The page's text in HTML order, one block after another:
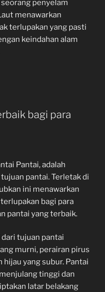
penyelam
menawarkan
terlupakan yang pasti
keindahan alam
bagi para
Pantai, adalah
pantai. Terletak di
ini menawarkan
bagi para
pantai yang terbaik.
tujuan pantai
murni, perairan pirus
yang subur. Pantai
tinggi dan
latar belakang